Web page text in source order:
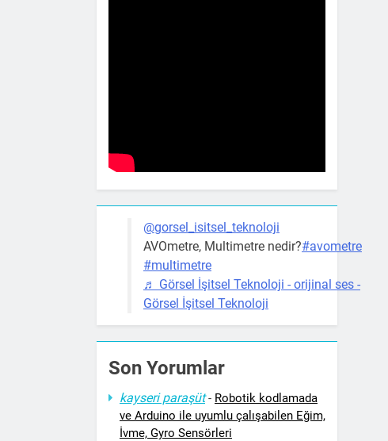
@gorsel_isitsel_teknoloji
AVOmetre, Multimetre nedir?#avometre
#multimetre
♬ Görsel İşitsel Teknoloji - orijinal ses -
Görsel İşitsel Teknoloji
Son Yorumlar
kayseri paraşüt- Robotik kodlamada
ve Arduino ile uyumlu çalışabilen Eğim,
İvme, Gyro Sensörleri